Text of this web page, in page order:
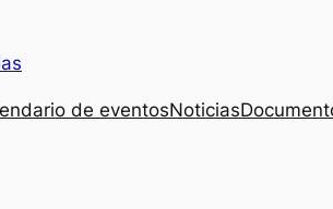
de eventosNoticias